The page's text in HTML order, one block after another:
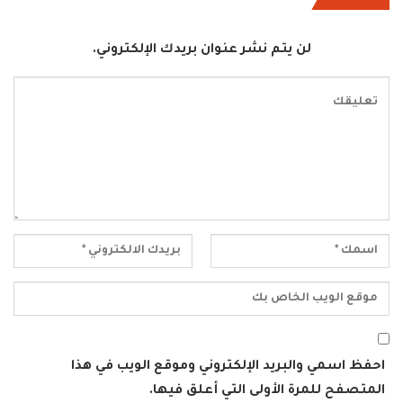
لن يتم نشر عنوان بريدك الإلكتروني.
احفظ اسمي والبريد الإلكتروني وموقع الويب في هذا
المتصفح للمرة الأولى التي أعلق فيها.